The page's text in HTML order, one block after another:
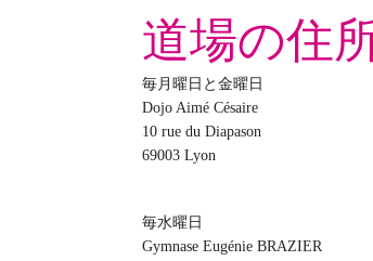
道場の住
毎月曜日と金曜日
Dojo Aimé Césaire
10 rue du Diapason
69003 Lyon
毎水曜日
Gymnase Eugénie BRAZIER